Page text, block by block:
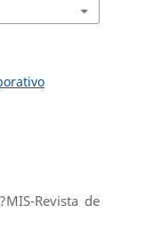
Revista de